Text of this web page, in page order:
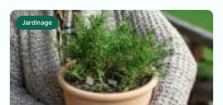
Jardinage